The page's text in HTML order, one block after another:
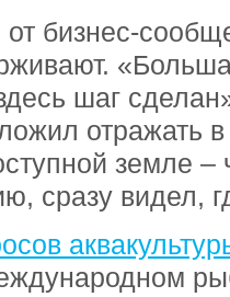
бизнес-
шаг
отражать
земле –
сразу видел,